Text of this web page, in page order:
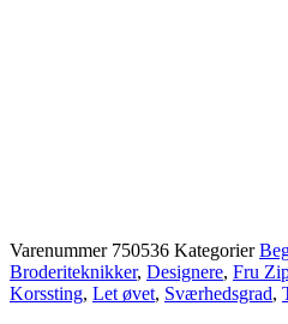
Varenummer 750536 Kategorier
Broderiteknikker, Designere, Fru
Korssting, Let øvet, Sværhedsgrad,